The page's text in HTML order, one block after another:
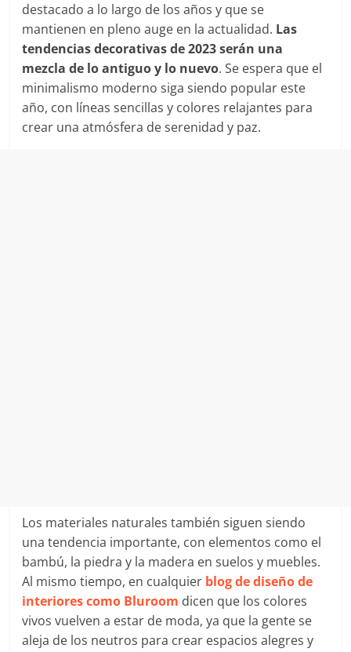
destacado a lo largo de los años y que se
mantienen en pleno auge en la actualidad. Las
tendencias decorativas de 2023 serán una
mezcla de lo antiguo y lo nuevo. Se espera que el
minimalismo moderno siga siendo popular este
año, con líneas sencillas y colores relajantes para
crear una atmósfera de serenidad y paz.
Los materiales naturales también siguen siendo
una tendencia importante, con elementos como el
bambú, la piedra y la madera en suelos y muebles.
Al mismo tiempo, en cualquier blog de diseño de
interiores como Bluroom dicen que los colores
vivos vuelven a estar de moda, ya que la gente se
aleja de los neutros para crear espacios alegres y